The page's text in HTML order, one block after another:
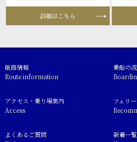
詳細はこちら
航路情報
Route information
乗船の
アクセス・乗り場案内
Access
フェリ
よくあるご質問
新着一覧